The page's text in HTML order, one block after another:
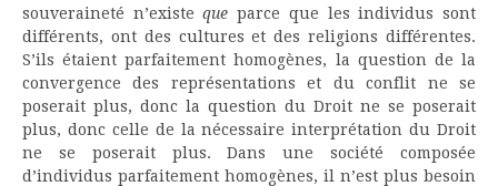
souveraineté n’existeque parce que les individus sont
différents, ont des cultures et des religions différentes.
S’ils étaient parfaitement homogènes, la question de la
convergence des représentations et du conflit ne se
poserait plus, donc la question du Droit ne se poserait
plus, donc celle de la nécessaire interprétation du Droit
ne se poserait plus. Dans une société composée
d’individus parfaitement homogènes, il n’est plus besoin